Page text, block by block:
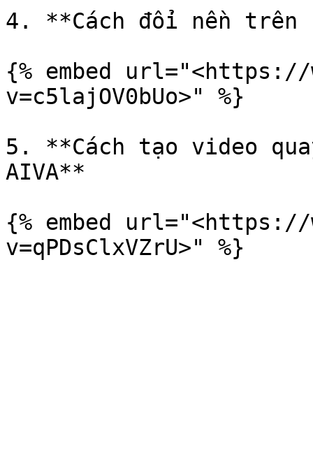
4. **Cách đổi nền trên
{% embed url="<https://
v=c5lajOV0bUo>" %}
5. **Cách tạo video
AIVA**
{% embed url="<https://